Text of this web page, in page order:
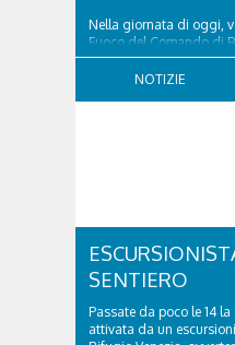
Nella giornata di oggi,
Fuoco del Comando di
località Diassa, in Val
di Cadore, per liberare
NOTIZIE
SENTIERO
Passate da poco le 14 la
attivata da un